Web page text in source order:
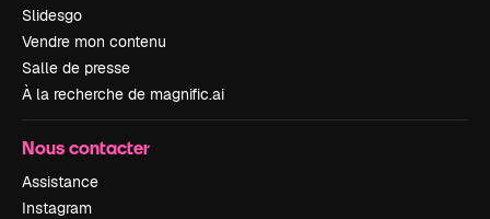
Slidesgo
Vendre mon contenu
Salle de presse
À la recherche de magnific.ai
Nous contacter
Assistance
Instagram